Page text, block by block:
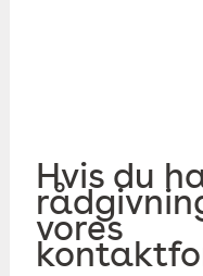
Hvis du
vores